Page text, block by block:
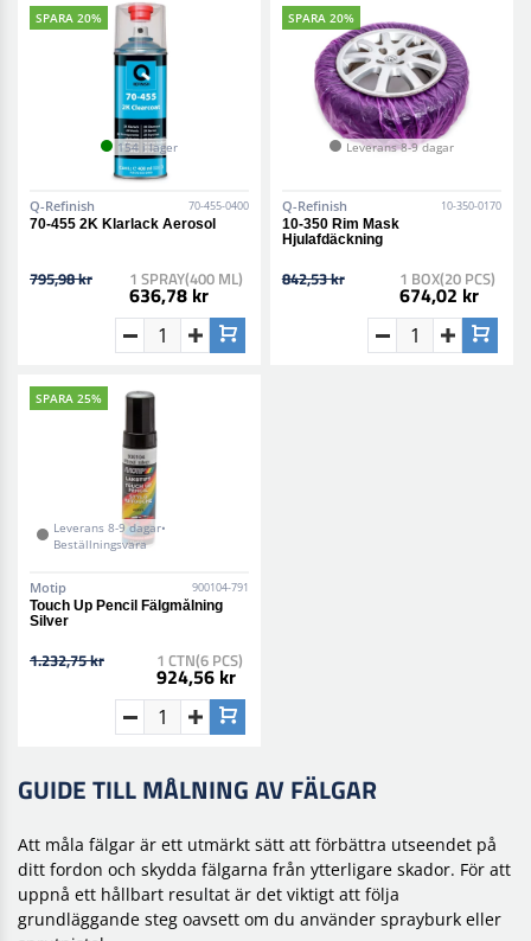
SPARA 20%
154 i lager
Q-Refinish 70-455-0400
70-455 2K Klarlack Aerosol
795,98 kr 1 SPRAY(400 ML)
636,78 kr
SPARA 20%
Leverans 8-9 dagar
Q-Refinish 10-350-0170
10-350 Rim Mask
Hjulafdäckning
842,53 kr 1 BOX(20 PCS)
674,02 kr
SPARA 25%
Leverans 8-9 dagar•
Beställningsvara
Motip 900104-791
Touch Up Pencil Fälgmålning
Silver
1.232,75 kr 1 CTN(6 PCS)
924,56 kr
GUIDE TILL MÅLNING AV FÄLGAR
Att måla fälgar är ett utmärkt sätt att förbättra utseendet på
ditt fordon och skydda fälgarna från ytterligare skador. För att
uppnå ett hållbart resultat är det viktigt att följa
grundläggande steg oavsett om du använder sprayburk eller